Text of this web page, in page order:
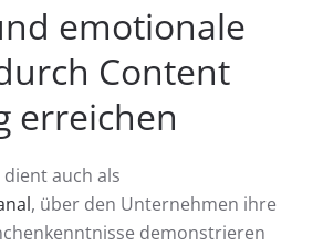
emotionale
Content
erreichen
auch als
, über den Unternehmen ihre
demonstrieren